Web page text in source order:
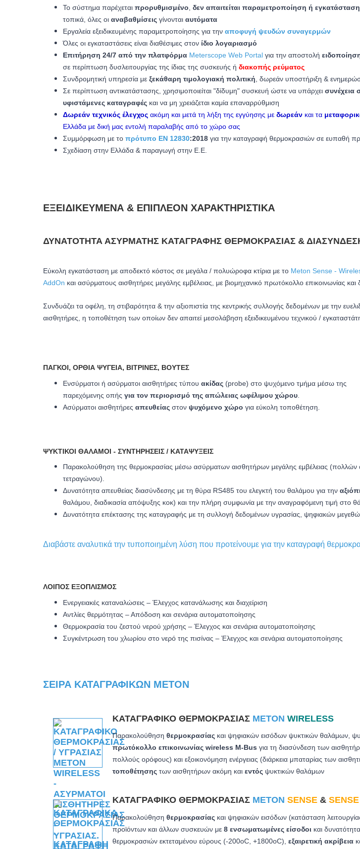
Το σύστημα παρέχεται προρυθμισμένο δεν απαιτείται παραμετροποίηση ή
τοπικά, όλες οι αναβαθμίσεις γίνονται αυτόματα
Εργαλεία εξειδικευμένης παραμετροποίησης για την αποφυγή ψευδών συναγερμών
Όλες οι εγκαταστάσεις είναι διαθέσιμες στον ίδιο λογαριασμό
Επιτήρηση 24/7 από την πλατφόρμα Meterscope Web Portal για την αποστολή
σε περίπτωση δυσλειτουργίας της ίδιας της συσκευής ή διακοπής ρεύματος
Συνδρομητική υπηρεσία με ξεκάθαρη τιμολογιακή πολιτική , δωρεάν υποστήριξη &
Σε περίπτωση αντικατάστασης, χρησιμοποιείται "δίδυμη" συσκευή ώστε να υπάρχει συνέχεια
υφιστάμενες καταγραφές και να μη χρειάζεται καμία επαναρρύθμιση
Δωρεάν τεχνικός έλεγχος ακόμη και μετά τη λήξη της εγγύησης με δωρεάν και τα
Ελλάδα με δική μας εντολή παραλαβής από το χώρο σας
Συμμόρφωση με το πρότυπο EN 12830:2018 για την καταγραφή θερμοκρασιών σε ευπαθή
Σχεδίαση στην Ελλάδα & παραγωγή στην Ε.Ε.
ΕΞΕΙΔΙΚΕΥΜΈΝΑ & ΕΠΙΠΛΈΟΝ ΧΑΡΑΚΤΗΡΙΣΤΙΚΆ
ΔΥΝΑΤΌΤΗΤΑ ΑΣΎΡΜΑΤΗΣ ΚΑΤΑΓΡΑΦΉΣ ΘΕΡΜΟΚΡΑΣΊΑΣ &
Eύκολη εγκατάσταση με αποδεκτό κόστος σε μεγάλα / πολυώροφα κτίρια με το Meton Sense -
AddOn και ασύρματους αισθητήρες μεγάλης εμβέλειας, με βιομηχανικό πρωτόκολλο επικοινωνίας και
Συνδυάζει τα οφέλη, τη στιβαρότητα & την αξιοπιστία της κεντρικής συλλογής δεδομένων με την
αισθητήρες, η τοποθέτηση των οποίων δεν απαιτεί μεσολάβηση εξειδικευμένου τεχνικού /
ΠΆΓΚΟΙ, ΌΡΘΙΑ ΨΥΓΕΊΑ, ΒΙΤΡΊΝΕΣ, ΒΟΎΤΕΣ
Ενσύρματοι ή ασύρματοι αισθητήρες τύπου ακίδας (probe) στο ψυχόμενο τμήμα μέσω της
παρεχόμενης οπής για τον περιορισμό της απώλειας ωφέλιμου χώρου
Ασύρματοι αισθητήρες απευθείας στον ψυχόμενο χώρο για εύκολη τοποθέτηση.
ΨΥΚΤΙΚΟΊ ΘΆΛΑΜΟΙ - ΣΥΝΤΗΡΉΣΕΙΣ / ΚΑΤΑΨΎΞΕΙΣ
Παρακολούθηση της θερμοκρασίας μέσω ασύρματων αισθητήρων μεγάλης εμβέλειας (πολλών
τετραγώνου).
Δυνατότητα απευθείας διασύνδεσης με τη θύρα RS485 του ελεγκτή του θαλάμου για την
θαλάμου, διαδικασία απόψυξης κοκ) και την πλήρη συμφωνία με την αναγραφόμενη τιμή στο
Δυνατότητα επέκτασης της καταγραφής με τη συλλογή δεδομένων υγρασίας, ψηφιακών
Διαβάστε αναλυτικά την τυποποιημένη λύση που προτείνουμε για την καταγραφή
ΛΟΙΠΌΣ ΕΞΟΠΛΙΣΜΌΣ
Ενεργειακές καταναλώσεις – Έλεγχος κατανάλωσης και διαχείριση
Αντλίες θερμότητας – Απόδοση και σενάρια αυτοματοποίησης
Θερμοκρασία του ζεστού νερού χρήσης – Έλεγχος και σενάρια αυτοματοποίησης
Συγκέντρωση του χλωρίου στο νερό της πισίνας – Έλεγχος και σενάρια αυτοματοποίησης
ΣΕΙΡΆ ΚΑΤΑΓΡΑΦΙΚΏΝ METON
ΚΑΤΑΓΡΑΦΙΚΌ ΘΕΡΜΟΚΡΑΣΊΑΣ METON WIRELESS
Παρακολούθηση θερμοκρασίας και ψηφιακών εισόδων ψυκτικών θαλάμων,
πρωτόκολλο επικοινωνίας wireless M-Bus για τη διασύνδεση των
πολλούς ορόφους) και εξοικονόμηση ενέργειας (διάρκεια μπαταρίας των
τοποθέτησης των αισθητήρων ακόμη και εντός ψυκτικών θαλάμων
ΚΑΤΑΓΡΑΦΙΚΌ ΘΕΡΜΟΚΡΑΣΊΑΣ METON SENSE &
Παρακολούθηση θερμοκρασίας και ψηφιακών εισόδων (κατάσταση
προϊόντων και άλλων συσκευών με 8 ενσωματωμένες είσοδοι και
θερμοκρασιών εκτεταμένου εύρους (-200oC, +1800oC) εξαιρετική ακρίβεια